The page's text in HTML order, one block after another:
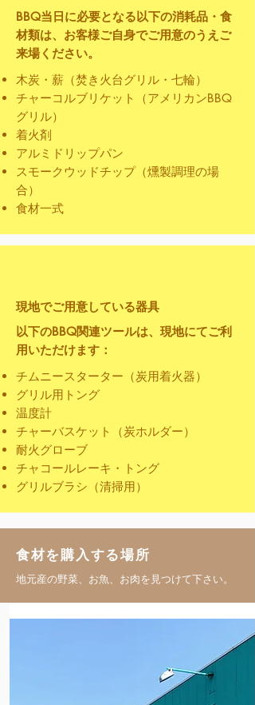
BBQ当日に必要となる以下の消耗品・食
材類は、お客様ご自身でご用意のうえご
来場ください。
木炭・薪（焚き火台グリル・七輪）
チャーコルブリケット（アメリカンBBQ
グリル）
着火剤
アルミドリップパン
スモークウッドチップ（燻製調理の場
合）
食材一式
現地でご用意している器具
以下のBBQ関連ツールは、現地にてご利
用いただけます：
チムニースターター（炭用着火器）
グリル用トング
温度計
チャーバスケット（炭ホルダー）
耐火グローブ
チャコールレーキ・トング
グリルブラシ（清掃用）
食材を購入する場所
地元産の野菜、お魚、お肉を見つけて下さい。